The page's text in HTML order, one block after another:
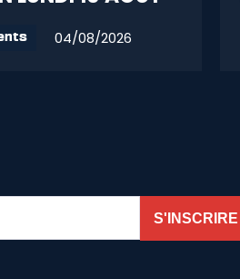
04/08/2026
S'INSCRIRE